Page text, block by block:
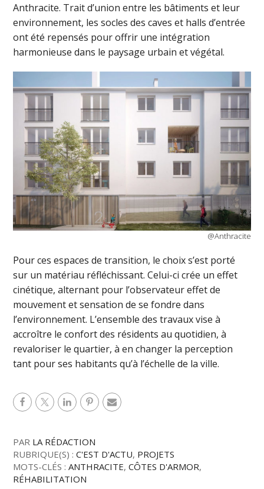
Anthracite. Trait d’union entre les bâtiments et leur
environnement, les socles des caves et halls d’entrée
ont été repensés pour offrir une intégration
harmonieuse dans le paysage urbain et végétal.
@Anthracite
Pour ces espaces de transition, le choix s’est porté
sur un matériau réfléchissant. Celui-ci crée un effet
cinétique, alternant pour l’observateur effet de
mouvement et sensation de se fondre dans
l’environnement. L’ensemble des travaux vise à
accroître le confort des résidents au quotidien, à
revaloriser le quartier, à en changer la perception
tant pour ses habitants qu’à l’échelle de la ville.
PAR LA RÉDACTION
RUBRIQUE(S) :C'EST D'ACTU, PROJETS
MOTS-CLÉS :ANTHRACITE,CÔTES D'ARMOR,
RÉHABILITATION